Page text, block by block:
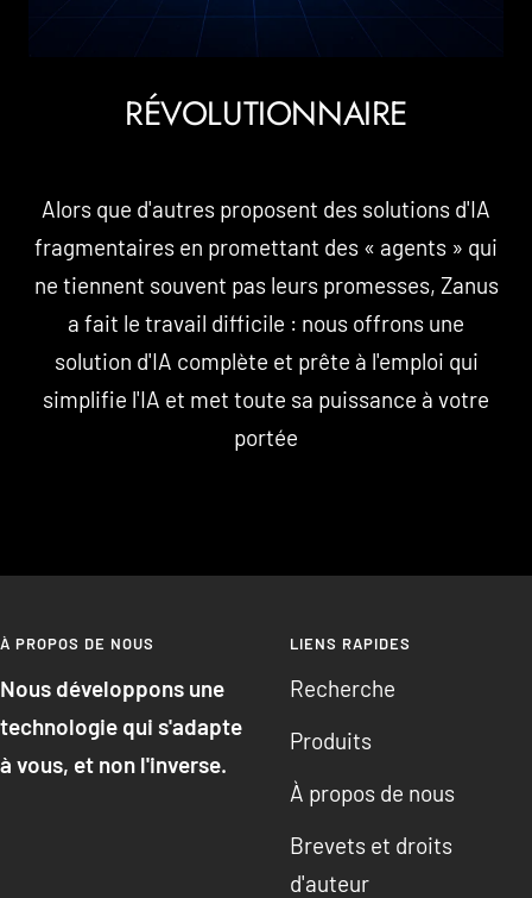
RÉVOLUTIONNAIRE
Alors que d'autres proposent des solutions d'IA
fragmentaires en promettant des « agents » qui
ne tiennent souvent pas leurs promesses, Zanus
a fait le travail difficile : nous offrons une
solution d'IA complète et prête à l'emploi qui
simplifie l'IA et met toute sa puissance à votre
portée
À PROPOS DE NOUS
Nous développons une
technologie qui s'adapte
à vous, et non l'inverse.
LIENS RAPIDES
Recherche
Produits
À propos de nous
Brevets et droits
d'auteur